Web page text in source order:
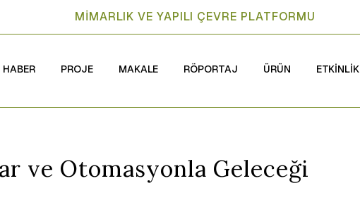
MİMARLIK VE YAPILI ÇEVRE PLATFORMU
HABER PROJE MAKALE RÖPORTAJ ÜRÜN ETKİNLİK
ve Otomasyonla Geleceği